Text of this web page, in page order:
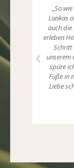
„So
Lankas
auch die
erleben
Schritt
unserem
spüre
Füße in
Liebe